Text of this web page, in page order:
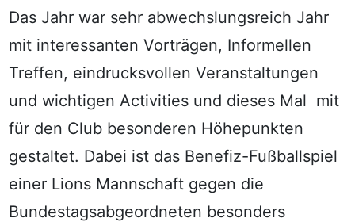
Das Jahr war sehr abwechslungsreich Jahr
mit interessanten Vorträgen, Informellen
Treffen, eindrucksvollen Veranstaltungen
und wichtigen Activities und dieses Mal mit
für den Club besonderen Höhepunkten
gestaltet. Dabei ist das Benefiz-Fußballspiel
einer Lions Mannschaft gegen die
Bundestagsabgeordneten besonders